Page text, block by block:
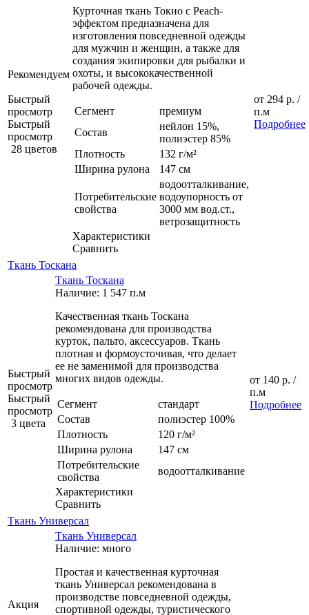
Рекомендуем
Быстрый
просмотр
Быстрый
просмотр
28 цветов
Курточная ткань Токио с Peach-
эффектом предназначена для
изготовления повседневной одежды
для мужчин и женщин, а также для
создания экипировки для рыбалки и
охоты, и высококачественной
рабочей одежды.
Сегмент
премиум
Состав
нейлон 15%,
полиэстер 85%
Плотность
132 г/м²
Ширина рулона
147 см
Потребительские
свойства
водоотталкивание,
водоупорность от
3000 мм вод.ст.,
ветрозащитность
Характеристики
Сравнить
от 294 р. /
п.м
Подробнее
Ткань Тоскана
Быстрый
просмотр
Быстрый
просмотр
3 цвета
Ткань Тоскана
Наличие: 1 547 п.м
Качественная ткань Тоскана
рекомендована для производства
курток, пальто, аксессуаров. Ткань
плотная и формоусточивая, что делает
ее не заменимой для производства
многих видов одежды.
Сегмент
стандарт
Состав
полиэстер 100%
Плотность
120 г/м²
Ширина рулона
147 см
Потребительские
свойства
водоотталкивание
Характеристики
Сравнить
от 140 р. /
п.м
Подробнее
Ткань Универсал
Акция
Ткань Универсал
Наличие: много
Простая и качественная курточная
ткань Универсал рекомендована в
производстве повседневной одежды,
спортивной одежды, туристического